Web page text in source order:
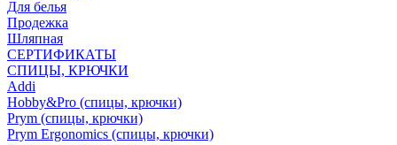
Для белья
Продежка
Шляпная
СЕРТИФИКАТЫ
СПИЦЫ, КРЮЧКИ
Addi
Hobby&Pro (спицы, крючки)
Prym (спицы, крючки)
Prym Ergonomics (спицы, крючки)